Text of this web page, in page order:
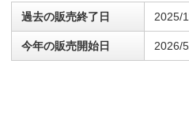
過去の販売終了日 2025/
今年の販売開始日 2026/